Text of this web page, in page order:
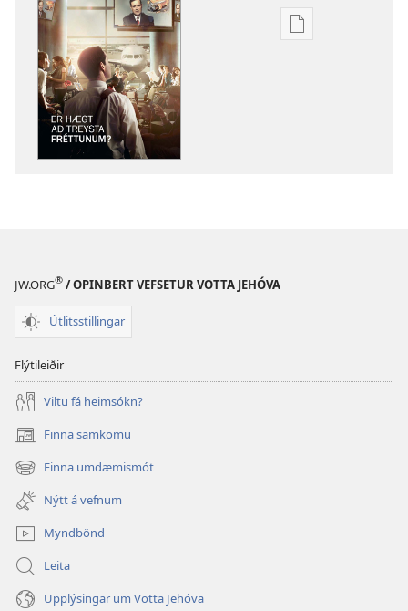
Möguleikar
JW.ORG® / OPINBERT VEFSETUR VOTTA JEHÓVA
Útlitsstillingar
Flýtileiðir
Viltu fá heimsókn?
Finna samkomu
(opnast
í
nýjum
glugga)
Finna umdæmismót
(opnast
nýjum
glugga)
Nýtt á vefnum
Myndbönd
Leita
Upplýsingar um Votta Jehóva